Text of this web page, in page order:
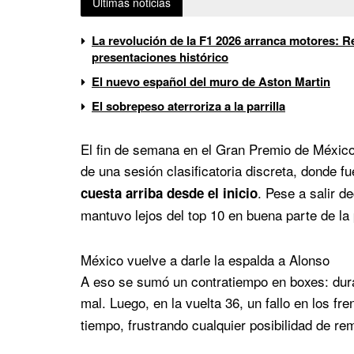
La revolución de la F1 2026 arranca motores:
presentaciones histórico
El nuevo español del muro de Aston Martin
El sobrepeso aterroriza a la parrilla
El fin de semana en el Gran Premio de
de una sesión clasificatoria discreta, donde
cuesta arriba desde el inicio. Pese a salir
mantuvo lejos del top 10 en buena parte de la
México vuelve a darle la espalda a Alonso
A eso se sumó un contratiempo en boxes:
mal. Luego, en la vuelta 36, un fallo en los
tiempo, frustrando cualquier posibilidad de